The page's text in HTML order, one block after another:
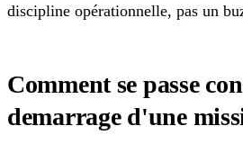
discipline opérationnelle, pas un
Comment se passe
demarrage d'une